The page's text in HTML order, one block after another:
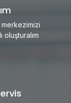
oluşturalım